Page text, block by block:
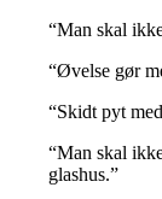
“Man skal
“Øvelse gør
“Skidt pyt
“Man skal
glashus.”